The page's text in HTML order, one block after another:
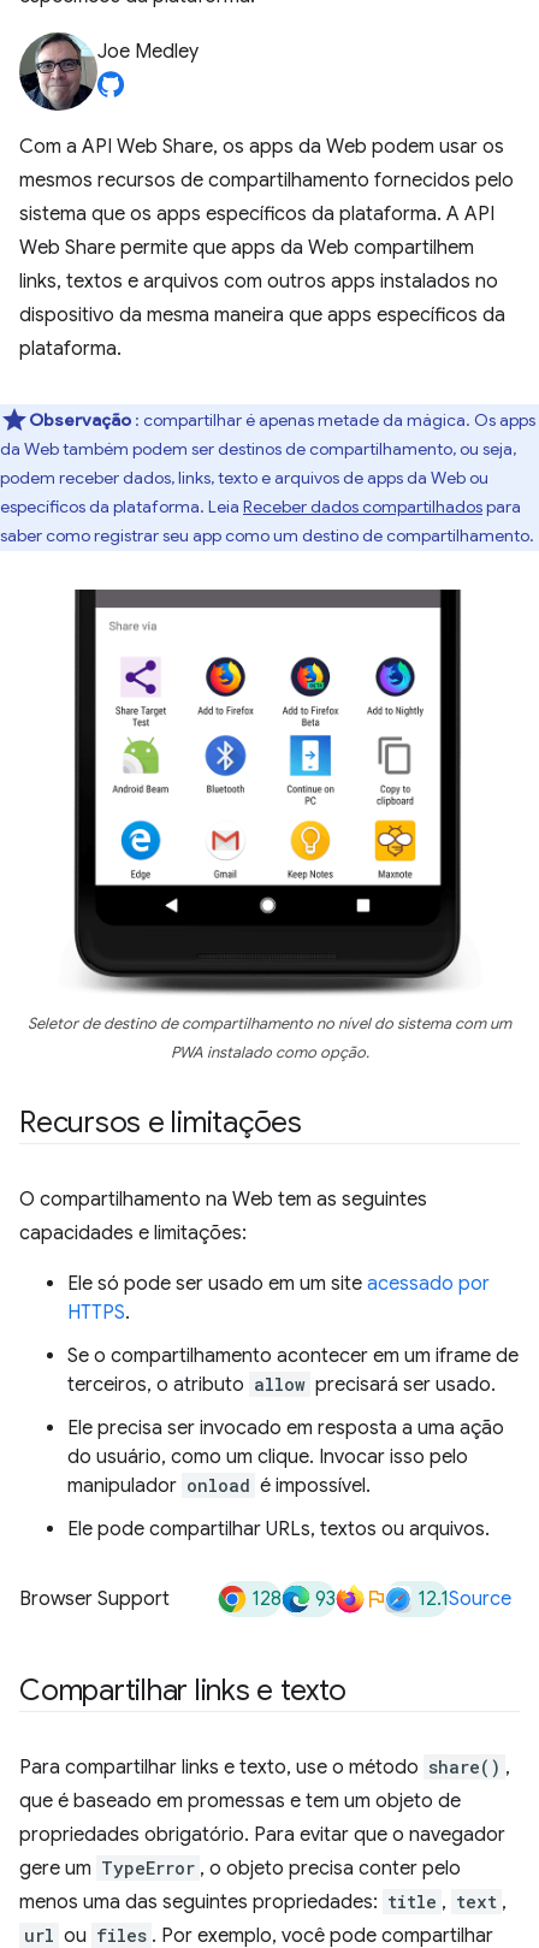
Joe Medley
Com a API Web Share, os apps da Web podem usar os
mesmos recursos de compartilhamento fornecidos pelo
sistema que os apps específicos da plataforma. A API
Web Share permite que apps da Web compartilhem
links, textos e arquivos com outros apps instalados no
dispositivo da mesma maneira que apps específicos da
plataforma.
Observação : compartilhar é apenas metade da mágica. Os apps
da Web também podem ser destinos de compartilhamento, ou seja,
podem receber dados, links, texto e arquivos de apps da Web ou
específicos da plataforma. Leia Receber dados compartilhadospara
saber como registrar seu app como um destino de compartilhamento.
Seletor de destino de compartilhamento no nível do sistema com um
PWA instalado como opção.
Recursos e limitações
O compartilhamento na Web tem as seguintes
capacidades e limitações:
Ele só pode ser usado em um site acessado por
HTTPS.
Se o compartilhamento acontecer em um iframe de
terceiros, o atributo allow precisará ser usado.
Ele precisa ser invocado em resposta a uma ação
do usuário, como um clique. Invocar isso pelo
manipulador onload é impossível.
Ele pode compartilhar URLs, textos ou arquivos.
Browser Support 128 93 12.1Source
Compartilhar links e texto
Para compartilhar links e texto, use o método share() ,
que é baseado em promessas e tem um objeto de
propriedades obrigatório. Para evitar que o navegador
gere um TypeError , o objeto precisa conter pelo
menos uma das seguintes propriedades: title , text ,
url ou files . Por exemplo, você pode compartilhar